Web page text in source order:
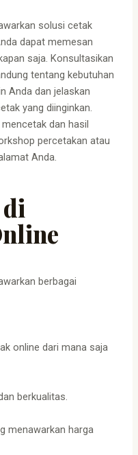
solusi cetak
dapat memesan
saja. Konsultasikan
tentang kebutuhan
Anda dan jelaskan
yang diinginkan.
dan hasil
percetakan atau
Anda.
berbagai
online dari mana saja
berkualitas.
menawarkan harga